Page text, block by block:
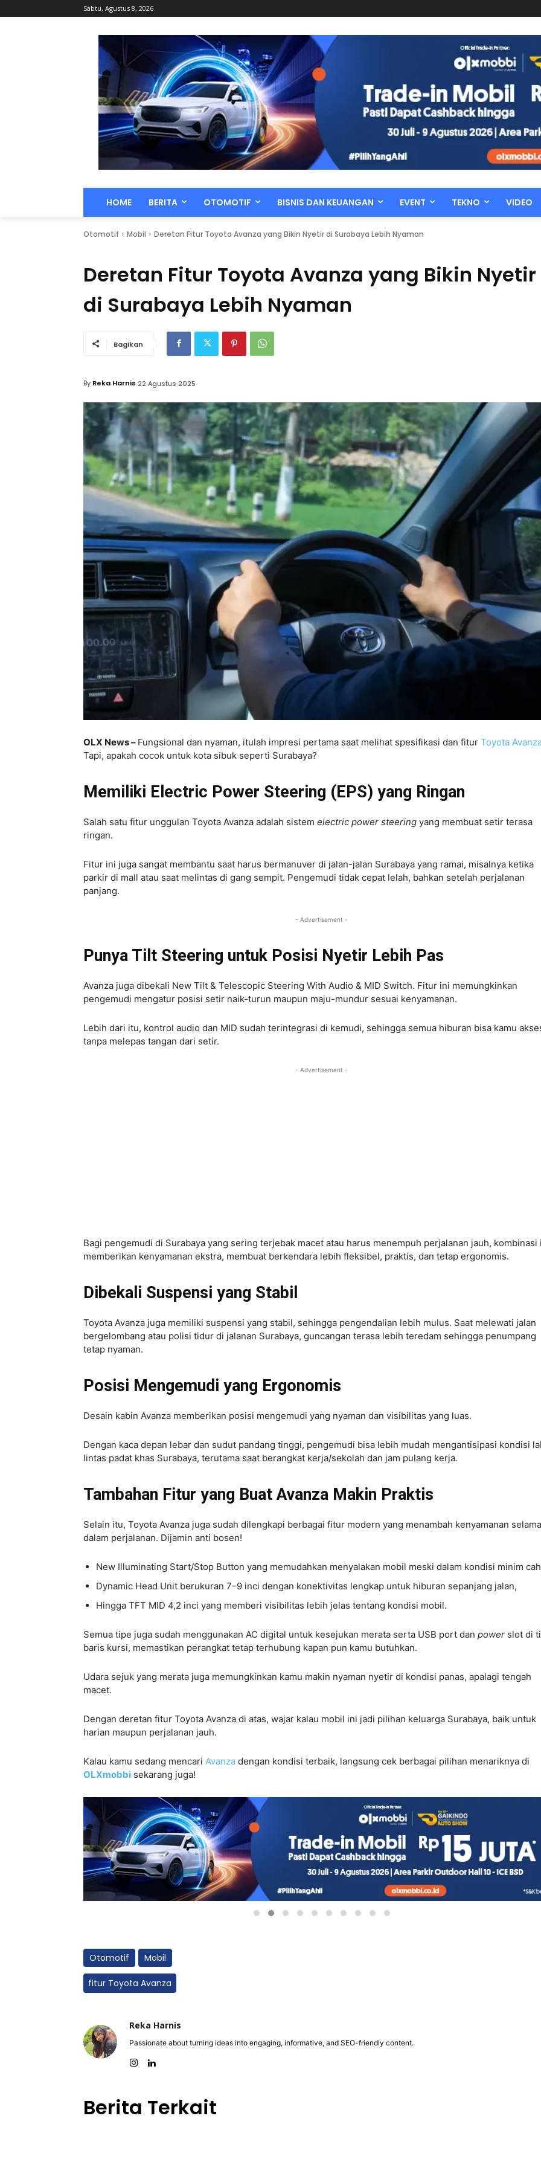
Sabtu, Agustus 8, 2026
HOME BERITA OTOMOTIF BISNIS DAN KEUANGAN EVENT TEKNO VIDEO
Otomotif Mobil Deretan Fitur Toyota Avanza yang Bikin Nyetir di Surabaya Lebih Nyaman
Deretan Fitur Toyota Avanza yang Bikin Nyetir
di Surabaya Lebih Nyaman
Bagikan
By Reka Harnis 22 Agustus 2025
OLX News – Fungsional dan nyaman, itulah impresi pertama saat melihat spesifikasi dan fitur Toyota
Tapi, apakah cocok untuk kota sibuk seperti Surabaya?
Memiliki Electric Power Steering (EPS) yang Ringan
Salah satu fitur unggulan Toyota Avanza adalah sistem electric power steering yang membuat setir terasa
ringan.
Fitur ini juga sangat membantu saat harus bermanuver di jalan-jalan Surabaya yang ramai, misalnya ketika
parkir di mall atau saat melintas di gang sempit. Pengemudi tidak cepat lelah, bahkan setelah perjalanan
panjang.
- Advertisement -
Punya Tilt Steering untuk Posisi Nyetir Lebih Pas
Avanza juga dibekali New Tilt & Telescopic Steering With Audio & MID Switch. Fitur ini memungkinkan
pengemudi mengatur posisi setir naik-turun maupun maju-mundur sesuai kenyamanan.
Lebih dari itu, kontrol audio dan MID sudah terintegrasi di kemudi, sehingga semua hiburan bisa kamu
tanpa melepas tangan dari setir.
- Advertisement -
Bagi pengemudi di Surabaya yang sering terjebak macet atau harus menempuh perjalanan jauh, kombinasi
memberikan kenyamanan ekstra, membuat berkendara lebih fleksibel, praktis, dan tetap ergonomis.
Dibekali Suspensi yang Stabil
Toyota Avanza juga memiliki suspensi yang stabil, sehingga pengendalian lebih mulus. Saat melewati jalan
bergelombang atau polisi tidur di jalanan Surabaya, guncangan terasa lebih teredam sehingga penumpang
tetap nyaman.
Posisi Mengemudi yang Ergonomis
Desain kabin Avanza memberikan posisi mengemudi yang nyaman dan visibilitas yang luas.
Dengan kaca depan lebar dan sudut pandang tinggi, pengemudi bisa lebih mudah mengantisipasi kondisi
lintas padat khas Surabaya, terutama saat berangkat kerja/sekolah dan jam pulang kerja.
Tambahan Fitur yang Buat Avanza Makin Praktis
Selain itu, Toyota Avanza juga sudah dilengkapi berbagai fitur modern yang menambah kenyamanan selama
dalam perjalanan. Dijamin anti bosen!
New Illuminating Start/Stop Button yang memudahkan menyalakan mobil meski dalam kondisi minim
Dynamic Head Unit berukuran 7–9 inci dengan konektivitas lengkap untuk hiburan sepanjang jalan,
Hingga TFT MID 4,2 inci yang memberi visibilitas lebih jelas tentang kondisi mobil.
Semua tipe juga sudah menggunakan AC digital untuk kesejukan merata serta USB port dan power slot di
baris kursi, memastikan perangkat tetap terhubung kapan pun kamu butuhkan.
Udara sejuk yang merata juga memungkinkan kamu makin nyaman nyetir di kondisi panas, apalagi tengah
macet.
Dengan deretan fitur Toyota Avanza di atas, wajar kalau mobil ini jadi pilihan keluarga Surabaya, baik untuk
harian maupun perjalanan jauh.
Kalau kamu sedang mencari Avanza dengan kondisi terbaik, langsung cek berbagai pilihan menariknya di
OLXmobbi sekarang juga!
Otomotif Mobil
fitur Toyota Avanza
Reka Harnis
Passionate about turning ideas into engaging, informative, and SEO-friendly content.
Berita Terkait